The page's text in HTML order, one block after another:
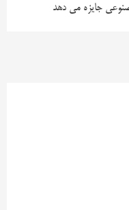
جایزه می دهد